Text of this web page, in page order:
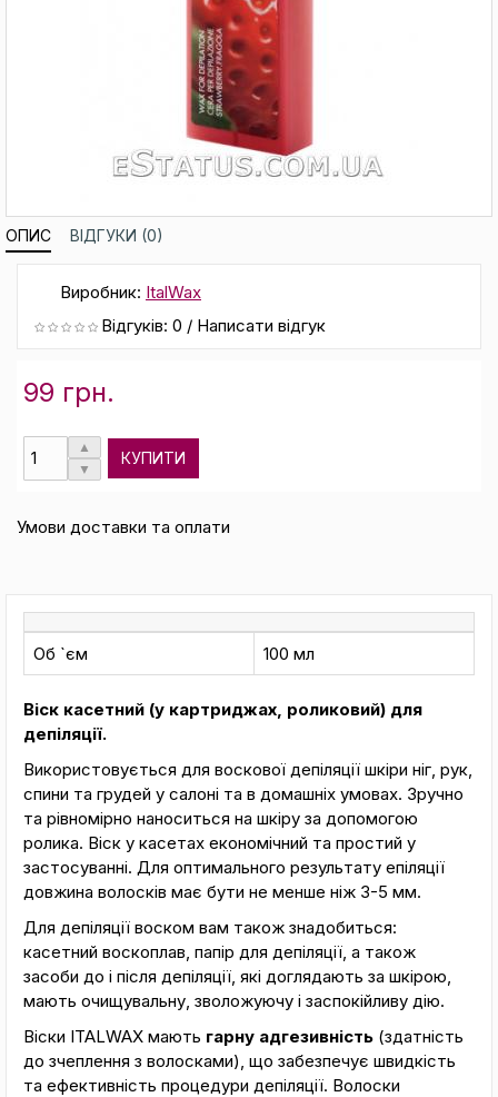
ОПИС ВІДГУКИ (0)
Виробник: ItalWax
Відгуків: 0 / Написати відгук
99 грн.
КУПИТИ
Умови доставки та оплати
Об `єм 100 мл
Віск касетний (у картриджах, роликовий) для
депіляції.
Використовується для воскової депіляції шкіри ніг, рук,
спини та грудей у салоні та в домашніх умовах. Зручно
та рівномірно наноситься на шкіру за допомогою
ролика. Віск у касетах економічний та простий у
застосуванні. Для оптимального результату епіляції
довжина волосків має бути не менше ніж 3-5 мм.
Для депіляції воском вам також знадобиться:
касетний воскоплав, папір для депіляції, а також
засоби до і після депіляції, які доглядають за шкірою,
мають очищувальну, зволожуючу і заспокійливу дію.
Віски ITALWAX мають гарну адгезивність (здатність
до зчеплення з волосками), що забезпечує швидкість
та ефективність процедури депіляції. Волоски